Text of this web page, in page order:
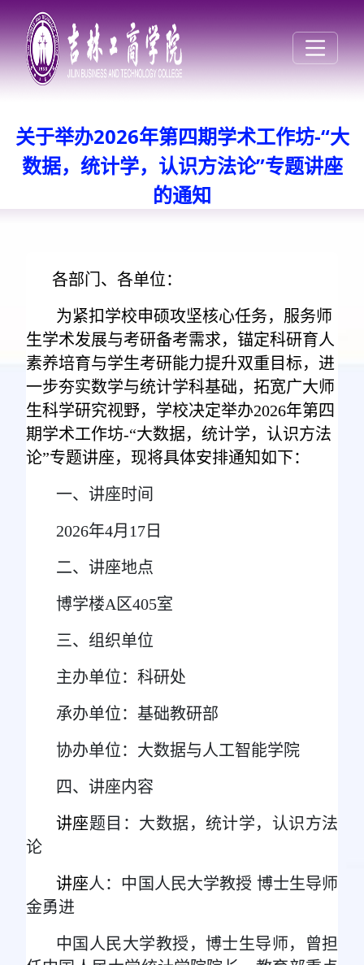
关于举办2026年第四期学术工作坊-“大
数据，统计学，认识方法论”专题讲座
的通知
各部门、各单位：
为紧扣学校申硕攻坚核心任务，服务师
生学术发展与考研备考需求，锚定科研育人
素养培育与学生考研能力提升双重目标，进
一步夯实数学与统计学科基础，拓宽广大师
生科学研究视野，学校决定举办2026年第四
期学术工作坊-“大数据，统计学，认识方法
论”专题讲座，现将具体安排通知如下：
一、讲座时间
2026年4月17日
二、讲座地点
博学楼A区405室
三、组织单位
主办单位：科研处
承办单位：基础教研部
协办单位：大数据与人工智能学院
四、讲座内容
讲座题目：大数据，统计学，认识方法
论
讲座人：中国人民大学教授 博士生导师
金勇进
中国人民大学教授，博士生导师，曾担